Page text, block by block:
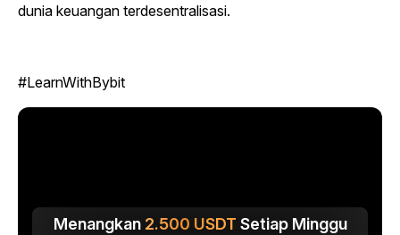
dunia keuangan terdesentralisasi.
#LearnWithBybit
Menangkan 2.500 USDT Setiap Minggu